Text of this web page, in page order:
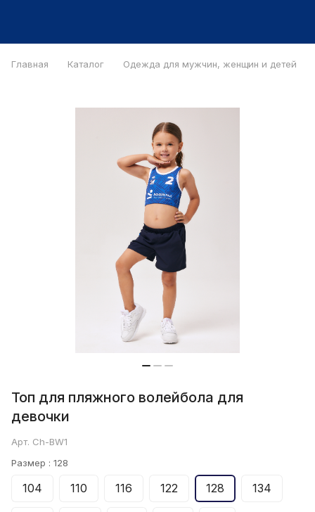
Главная Каталог Одежда для мужчин, женщин и детей
Топ для пляжного волейбола для
девочки
Арт. Ch-BW1
Размер : 128
104 110 116 122 128 134